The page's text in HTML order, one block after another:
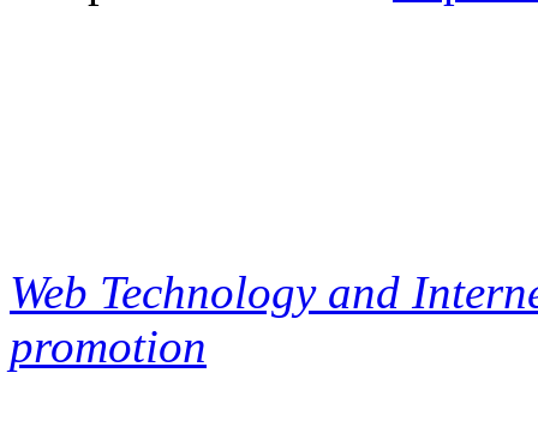
Web Technology and
promotion